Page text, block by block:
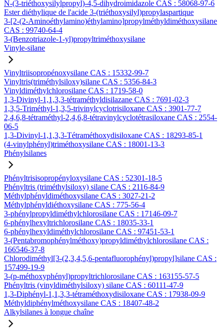
N-(3-triéthoxysilylpropyl)-4,5-dihydroimidazole CAS : 58068-97-6
Ester diéthylique de l'acide 3-(triéthoxysilyl)propylaspartique
3-[2-(2-Aminoéthylamino)éthylamino]propylméthyldiméthoxysilane
CAS : 99740-64-4
3-(Benzotriazole-1-yl)propyltriméthoxysilane
Vinyle-silane
Vinyltriisopropénoxysilane CAS : 15332-99-7
Vinyltris(triméthylsiloxy)silane CAS : 5356-84-3
Vinyldiméthylchlorosilane CAS : 1719-58-0
1,3-Divinyl-1,1,3,3-tétraméthyldisilazane CAS : 7691-02-3
1,3,5-Triméthyl-1,3,5-trivinylcyclotrisiloxane CAS : 3901-77-7
2,4,6,8-tétraméthyl-2,4,6,8-tétravinylcyclotétrasiloxane CAS : 2554-
06-5
1,3-Divinyl-1,1,3,3-Tétraméthoxydisiloxane CAS : 18293-85-1
(4-vinylphényl)triméthoxysilane CAS : 18001-13-3
Phénylsilanes
Phényltrisisopropényloxysilane CAS : 52301-18-5
Phényltris (triméthylsiloxy) silane CAS : 2116-84-9
Méthylphényldiméthoxysilane CAS : 3027-21-2
Méthylphényldiéthoxysilane CAS : 775-56-4
3-phénylpropyldiméthylchlorosilane CAS : 17146-09-7
6-phénylhexyltrichlorosilane CAS : 18035-33-1
6-phénylhexyldiméthylchlorosilane CAS : 97451-53-1
3-(Pentabromophénylméthoxy)propyldiméthylchlorosilane CAS :
166546-37-8
Chlorodiméthyl[3-(2,3,4,5,6-pentafluorophényl)propyl]silane CAS :
157499-19-9
3-(p-méthoxyphényl)propyltrichlorosilane CAS : 163155-57-5
Phényltris (vinyldiméthylsiloxy) silane CAS : 60111-47-9
1,3-Diphényl-1,1,3,3-tétraméthoxydisiloxane CAS : 17938-09-9
Méthyldiphénylméthoxysilane CAS : 18407-48-2
Alkylsilanes à longue chaîne